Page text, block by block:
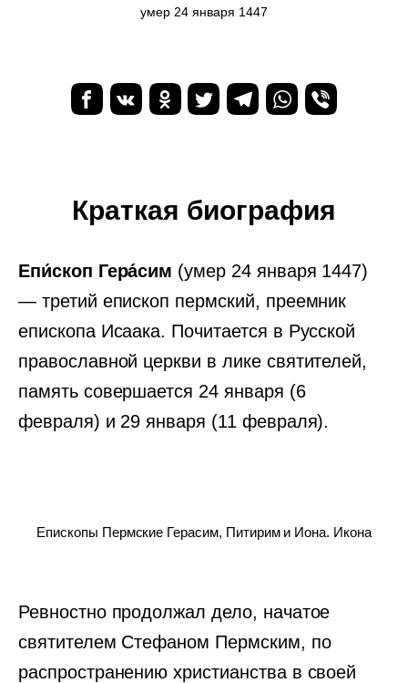
умер 24 января 1447
Краткая биография
Епи́скоп Гера́сим (умер 24 января 1447)
— третий епископ пермский, преемник
епископа Исаака. Почитается в Русской
православной церкви в лике святителей,
память совершается 24 января (6
февраля) и 29 января (11 февраля).
Епископы Пермские Герасим, Питирим и Иона. Икона
Ревностно продолжал дело, начатое
святителем Стефаном Пермским, по
распространению христианства в своей